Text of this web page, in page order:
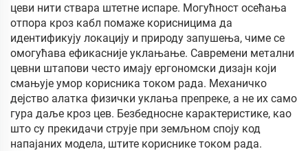
цеви нити ствара штетне испаре. Могућност осећања
отпора кроз кабл помаже корисницима да
идентификују локацију и природу запушења, чиме се
омогућава ефикасније уклањање. Савремени метални
цевни штапови често имају ергономски дизајн који
смањује умор корисника током рада. Механичко
дејство алатка физички уклања препреке, а не их само
гура даље кроз цев. Безбедносне карактеристике, као
што су прекидачи струје при земљном споју код
напајаних модела, штите кориснике током рада.